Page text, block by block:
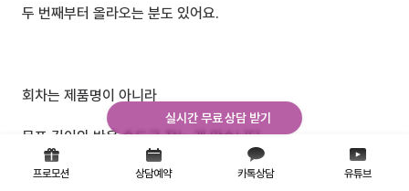
두 번째부터 올라오는 분도 있어요.
회차는 제품명이 아니라
목표 깊이와 반응 속도로 잡는 게 맞습니다.
프로모션 상담예약 카톡상담 유튜브
실시간 무료 상담 받기